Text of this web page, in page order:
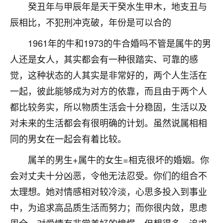
癸丑年与甲辰年是天干癸水生甲木，地支丑与
辰相比，不犯刑冲克破，年份是可以合的
1961年的牛和1973的牛合婚吗不管是属牛的男
人还是女人，其实都会有一种很踏实、可靠的感
觉，这种状态的人其实是非常好的，两个人生活在
一起，彼此能够成为对方的依靠，而且由于两个人
都比较务实，所以物质生活会十分稳固，生活以及
对未来的生活都会有很明确的计划。虽然说属相相
同的男女在一起会有着比较。
属羊的男生+属牛的女生=相克很坏的婚姻。你
会对丈夫十分凶恶，令他无法忍受。你们的组合不
太理想。她对情感相对较冷淡，心思多投入到事业
中，为追求高品质生活而努力；而你很内敛，思虑
不由人！
金白水清
我也想找老师看看，有没有人给个联系方式的啊？
鹿森：慧来老师微信：gjsy0624
1天前 来自江西 12
青春168
我也想要，我也想要！
2天前 来自山西 15
Jessica李
老师做不做超度法事？我想给我奶奶做超度，她今年
刚去世了。